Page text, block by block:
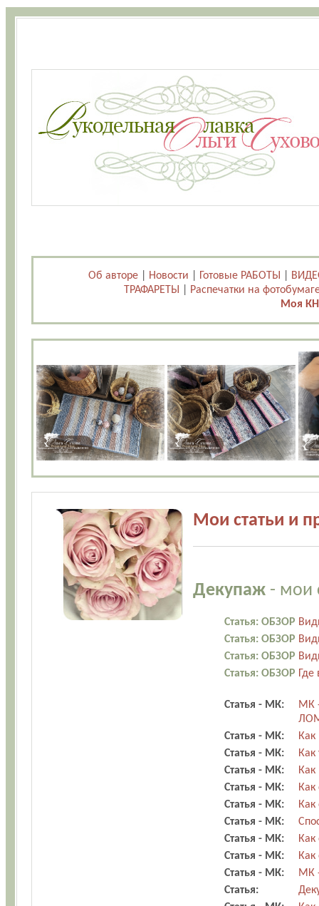
Об авторе Новости Готовые РАБОТЫ
ТРАФАРЕТЫ
Распечатки на
Моя
Мои статьи и
Декупаж - мои
Статья: ОБЗОР
Статья: ОБЗОР
Статья: ОБЗОР
Статья: ОБЗОР Где
Статья - МК:
МК
Статья - МК:
Статья - МК:
Как
Статья - МК:
Статья - МК:
Как
Статья - МК:
Статья - МК:
Статья - МК:
Как
Статья - МК:
Как
Статья - МК:
МК
Статья: